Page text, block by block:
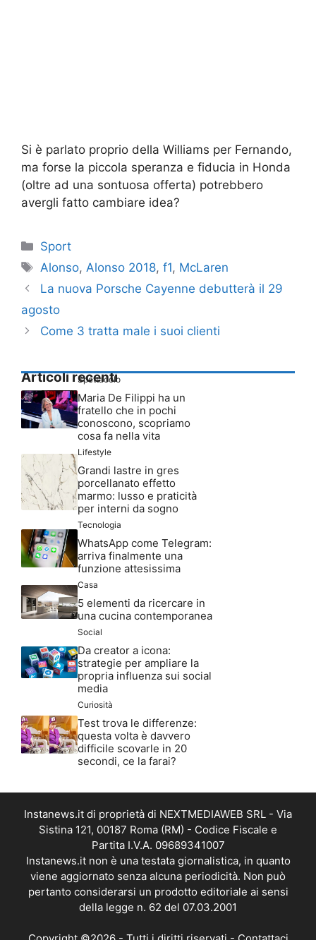
Si è parlato proprio della Williams per Fernando,
ma forse la piccola speranza e fiducia in Honda
(oltre ad una sontuosa offerta) potrebbero
avergli fatto cambiare idea?
Categorie
Sport
Tag
Alonso, Alonso 2018,f1, McLaren
La nuova Porsche Cayenne debutterà il 29
agosto
Come 3 tratta male i suoi clienti
Articoli recenti
Spettacolo
Maria De Filippi ha un
fratello che in pochi
conoscono, scopriamo
cosa fa nella vita
Lifestyle
Grandi lastre in gres
porcellanato effetto
marmo: lusso e praticità
per interni da sogno
Tecnologia
WhatsApp come Telegram:
arriva finalmente una
funzione attesissima
Casa
5 elementi da ricercare in
una cucina contemporanea
Social
Da creator a icona:
strategie per ampliare la
propria influenza sui social
media
Curiosità
Test trova le differenze:
questa volta è davvero
difficile scovarle in 20
secondi, ce la farai?
Instanews.it di proprietà di NEXTMEDIAWEB SRL - Via
Sistina 121, 00187 Roma (RM) - Codice Fiscale e
Partita I.V.A. 09689341007
Instanews.it non è una testata giornalistica, in quanto
viene aggiornato senza alcuna periodicità. Non può
pertanto considerarsi un prodotto editoriale ai sensi
della legge n. 62 del 07.03.2001